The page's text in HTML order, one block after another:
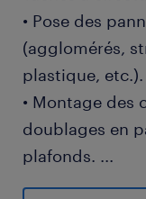
• Pose des
(agglomérés,
plastique, etc.).
• Montage des
doublages en
plafonds. ...
• Mise en